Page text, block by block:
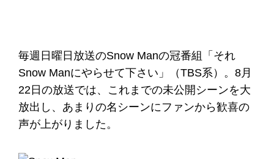
毎週日曜日放送のSnow Manの冠番組「それ
Snow Manにやらせて下さい」（TBS系）。8月
22日の放送では、これまでの未公開シーンを大
放出し、あまりの名シーンにファンから歓喜の
声が上がりました。